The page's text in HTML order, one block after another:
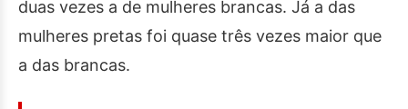
duas vezes a de mulheres brancas. Já a das
mulheres pretas foi quase três vezes maior que
a das brancas.